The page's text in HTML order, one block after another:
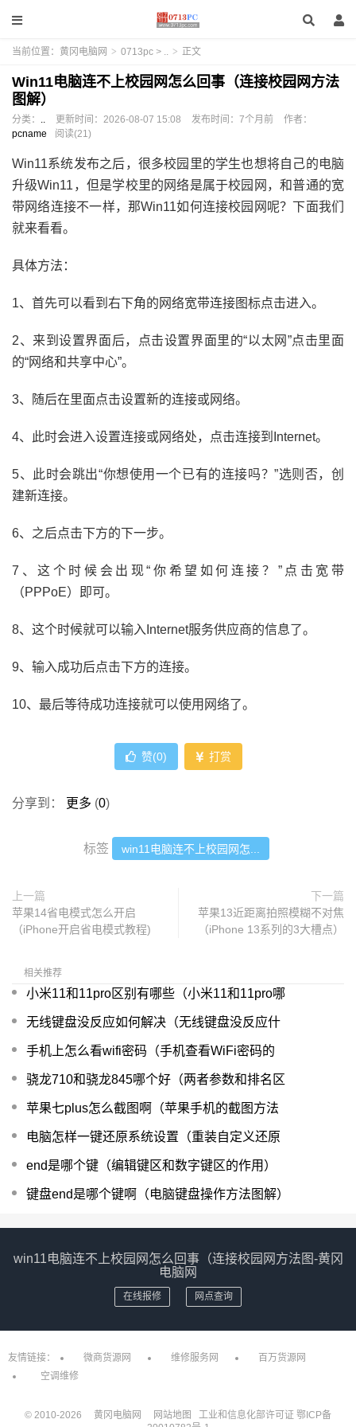
当前位置： 黄冈电脑网 > 0713pc > .. > 正文
Win11电脑连不上校园网怎么回事（连接校园网方法
图解）
分类： .. 更新时间： 2026-08-07 15:08 发布时间： 7个月前
作者：
pcname
阅读(21)
Win11系统发布之后，很多校园里的学生也想将自己的电脑
升级Win11，但是学校里的网络是属于校园网，和普通的宽
带网络连接不一样，那Win11如何连接校园网呢？下面我们
就来看看。
具体方法：
1、首先可以看到右下角的网络宽带连接图标点击进入。
2、来到设置界面后，点击设置界面里的“以太网”点击里面
的“网络和共享中心”。
3、随后在里面点击设置新的连接或网络。
4、此时会进入设置连接或网络处，点击连接到Internet。
5、此时会跳出“你想使用一个已有的连接吗？”选则否，创
建新连接。
6、之后点击下方的下一步。
7、这个时候会出现“你希望如何连接？”点击宽带
（PPPoE）即可。
8、这个时候就可以输入Internet服务供应商的信息了。
9、输入成功后点击下方的连接。
10、最后等待成功连接就可以使用网络了。
赞(0) 打赏
分享到： 更多 (0)
标签 win11电脑连不上校园网怎...
上一篇
苹果14省电模式怎么开启
（iPhone开启省电模式教程)
下一篇
苹果13近距离拍照模糊不对焦
（iPhone 13系列的3大槽点）
相关推荐
小米11和11pro区别有哪些（小米11和11pro哪
无线键盘没反应如何解决（无线键盘没反应什
手机上怎么看wifi密码（手机查看WiFi密码的
骁龙710和骁龙845哪个好（两者参数和排名区
苹果七plus怎么截图啊（苹果手机的截图方法
电脑怎样一键还原系统设置（重装自定义还原
end是哪个键（编辑键区和数字键区的作用）
键盘end是哪个键啊（电脑键盘操作方法图解）
win11电脑连不上校园网怎么回事（连接校园网方法图-黄冈
电脑网
在线报修 网点查询
友情链接： 微商货源网 维修服务网
百万货源网
空调维修
© 2010-2026 黄冈电脑网 网站地图 工业和信息化部许可证 鄂ICP备